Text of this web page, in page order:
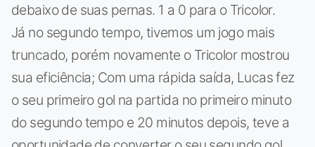
debaixo de suas pernas. 1 a 0 para o Tricolor.
Já no segundo tempo, tivemos um jogo mais
truncado, porém novamente o Tricolor mostrou
sua eficiência; Com uma rápida saída, Lucas fez
o seu primeiro gol na partida no primeiro minuto
do segundo tempo e 20 minutos depois, teve a